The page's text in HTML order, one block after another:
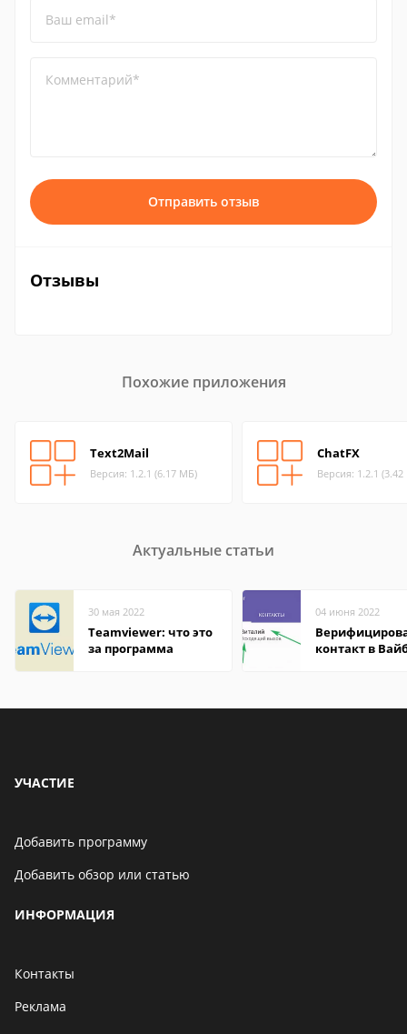
Ваш email*
Комментарий*
Отправить отзыв
Отзывы
Похожие приложения
Text2Mail
Версия: 1.2.1 (6.17 МБ)
ChatFX
Версия: 1.2.1
Актуальные статьи
30 мая 2022
Teamviewer: что это
за программа
04 июня 2022
контакт в
УЧАСТИЕ
Добавить программу
Добавить обзор или статью
ИНФОРМАЦИЯ
Контакты
Реклама